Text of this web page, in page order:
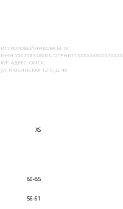
ИП КОРОБЕЙНИКОВА М. М.
ИНН 550768348003, ОГРНИП 323554300076020,
ЮР. АДРЕС: ОМСК,
ул. ЛЮБИНСКАЯ 12-Я, Д. 46
XS
80-85
56-61